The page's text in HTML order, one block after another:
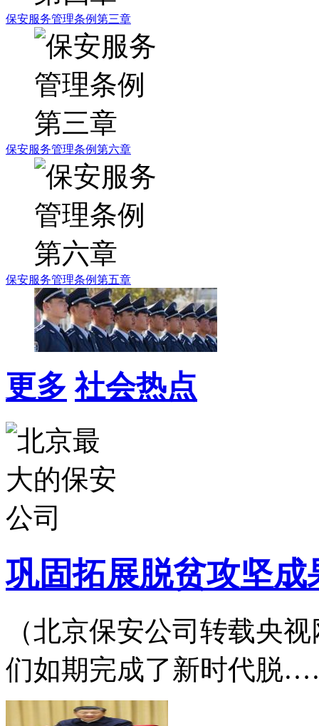
保安服务管理条例第三章
保安服务管理条例第六章
保安服务管理条例第五章
更多 社会热点
巩固拓展脱贫攻坚成
（北京保安公司转载央
们如期完成了新时代脱